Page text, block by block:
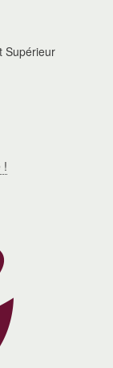
Supérieur
!